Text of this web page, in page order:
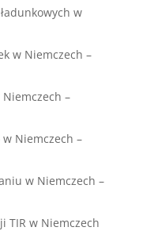
w
w Niemczech –
–
Niemczech –
w Niemczech –
TIR w Niemczech